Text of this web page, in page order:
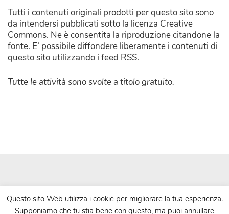
Tutti i contenuti originali prodotti per questo sito sono
da intendersi pubblicati sotto la licenza Creative
Commons. Ne è consentita la riproduzione citandone la
fonte. E’ possibile diffondere liberamente i contenuti di
questo sito utilizzando i feed RSS.
Tutte le attività sono svolte a titolo gratuito.
Questo sito Web utilizza i cookie per migliorare la tua esperienza.
Supponiamo che tu stia bene con questo, ma puoi annullare